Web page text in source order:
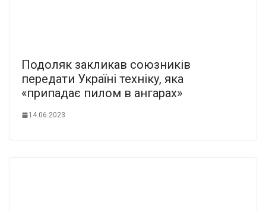
Подоляк закликав союзників
передати Україні техніку, яка
«припадає пилом в ангарах»
14.06.2023